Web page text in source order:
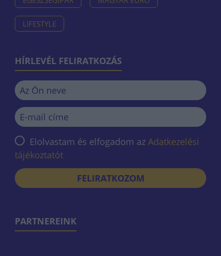
LIFESTYLE
HÍRLEVÉL FELIRATKOZÁS
Elolvastam és elfogadom az Adatkezelési
tájékoztatót
FELIRATKOZOM
PARTNEREINK